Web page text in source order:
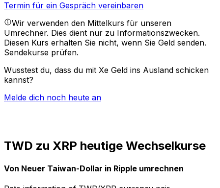
Termin für ein Gespräch vereinbaren
Wir verwenden den Mittelkurs für unseren
Umrechner. Dies dient nur zu Informationszwecken.
Diesen Kurs erhalten Sie nicht, wenn Sie Geld senden.
Sendekurse prüfen.
Wusstest du, dass du mit Xe Geld ins Ausland schicken
kannst?
Melde dich noch heute an
TWD zu XRP heutige Wechselkurse
Von Neuer Taiwan-Dollar in Ripple umrechnen